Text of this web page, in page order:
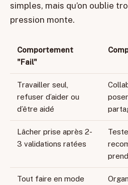
simples, mais qu’on oublie
pression monte.
Comportement
"Fail"
Travailler seul,
refuser d’aider ou
d’être aidé
Lâcher prise après 2-
3 validations ratées
Tout faire en mode